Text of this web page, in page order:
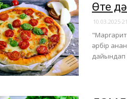
Өте
10.03.2025
әрбір
дайындап